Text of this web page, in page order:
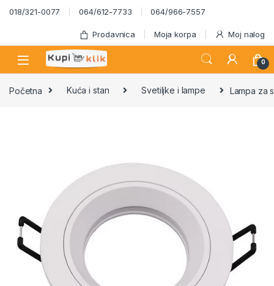
Skip to navigation
Skip to content
018/321-0077 064/612-7733 064/966-7557
Prodavnica Moja korpa Moj nalog
0
Početna Kuća i stan Svetiljke i lampe Lampa za